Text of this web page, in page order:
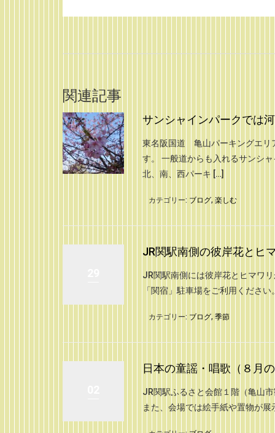
関連記事
サンシャインパークでは
東名阪国道 亀山パーキングエリ
す。 一般道からも入れるサンシ
北、南、西パーキ […]
カテゴリー: ブログ, 楽しむ
JR関駅南側の彼岸花とヒ
JR関駅南側には彼岸花とヒマワ
「関宿」駐車場をご利用ください。
カテゴリー: ブログ, 季節
日本の童謡・唱歌（８月の
JR関駅ふるさと会館１階（亀山
また、会場では絵手紙や置物が展